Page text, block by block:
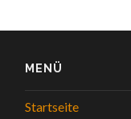
MENÜ
Startseite